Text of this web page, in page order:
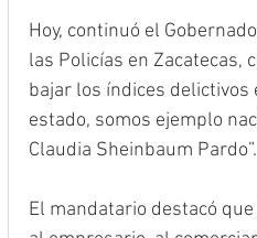
Hoy, continuó el
las Policías en Zacatecas,
bajar los índices
estado, somos ejemplo
Claudia Sheinbaum Pardo”.
El mandatario destacó